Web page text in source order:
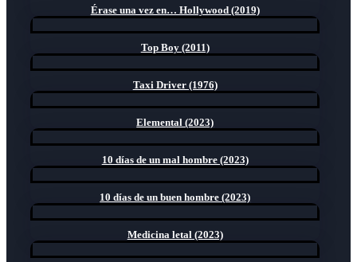
Érase una vez en… Hollywood (2019)
Top Boy (2011)
Taxi Driver (1976)
Elemental (2023)
10 días de un mal hombre (2023)
10 días de un buen hombre (2023)
Medicina letal (2023)